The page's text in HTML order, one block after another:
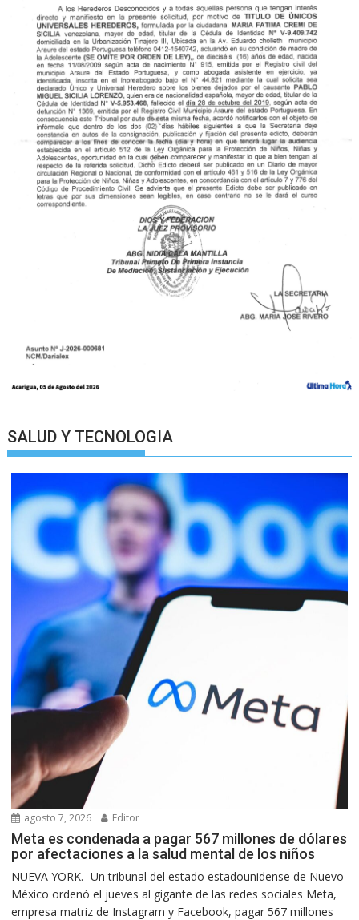
SALUD Y TECNOLOGIA
agosto 7, 2026 Editor
Meta es condenada a pagar 567 millones de dólares
por afectaciones a la salud mental de los niños
NUEVA YORK.- Un tribunal del estado estadounidense de Nuevo
México ordenó el jueves al gigante de las redes sociales Meta,
empresa matriz de Instagram y Facebook, pagar 567 millones